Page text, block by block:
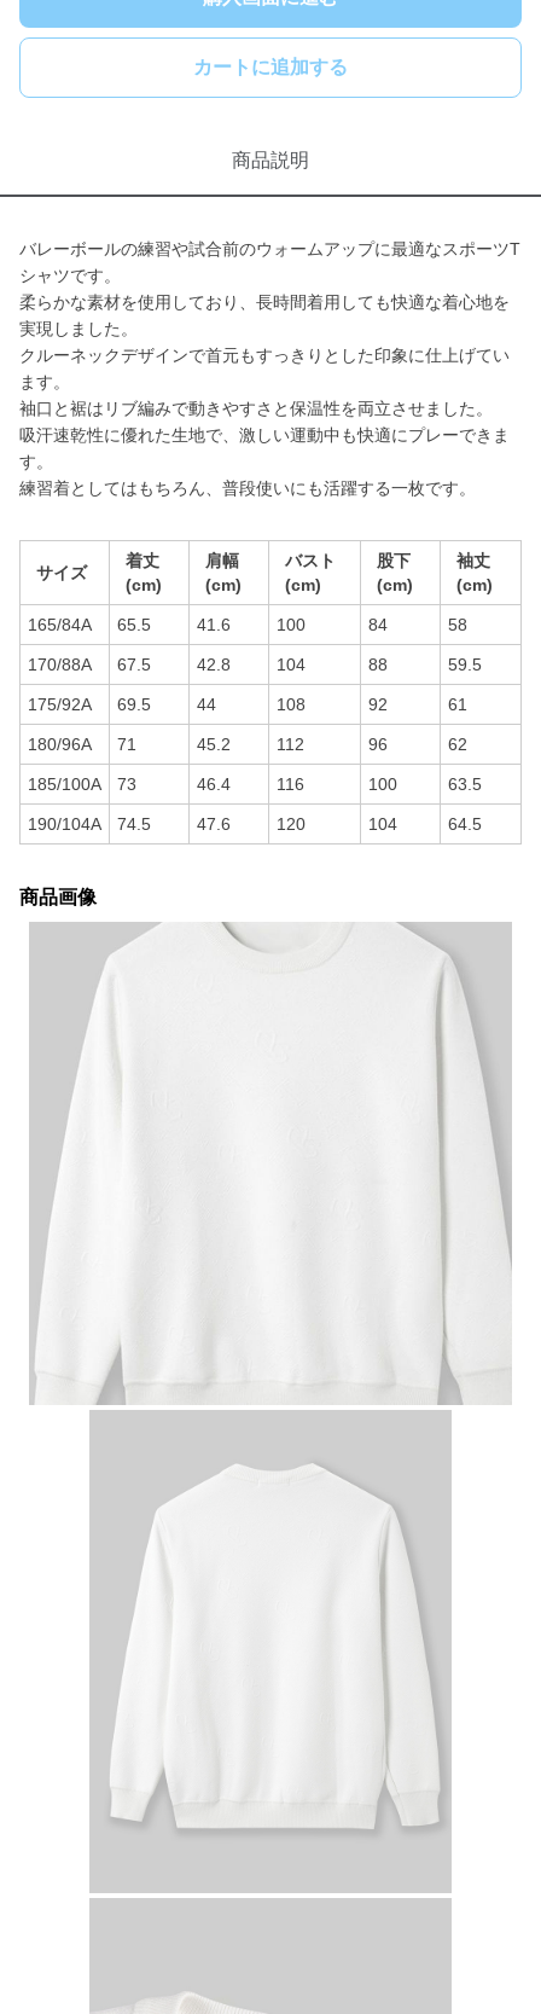
カートに追加する
商品説明
バレーボールの練習や試合前のウォームアップに最適なスポーツT
シャツです。
柔らかな素材を使用しており、長時間着用しても快適な着心地を
実現しました。
クルーネックデザインで首元もすっきりとした印象に仕上げてい
ます。
袖口と裾はリブ編みで動きやすさと保温性を両立させました。
吸汗速乾性に優れた生地で、激しい運動中も快適にプレーできま
す。
練習着としてはもちろん、普段使いにも活躍する一枚です。
サイズ
着丈
(cm)
肩幅
(cm)
バスト
(cm)
股下
(cm)
袖丈
(cm)
165/84A 65.5 41.6 100 84 58
170/88A 67.5 42.8 104 88 59.5
175/92A 69.5 44 108 92 61
180/96A 71 45.2 112 96 62
185/100A 73 46.4 116 100 63.5
190/104A 74.5 47.6 120 104 64.5
商品画像